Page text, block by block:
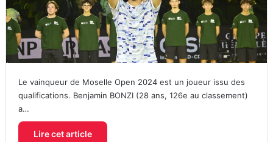
Le vainqueur de Moselle Open 2024 est un joueur issu des
qualifications. Benjamin BONZI (28 ans, 126e au classement)
a…
Lire cet article